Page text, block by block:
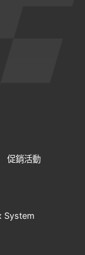
促銷活動
System